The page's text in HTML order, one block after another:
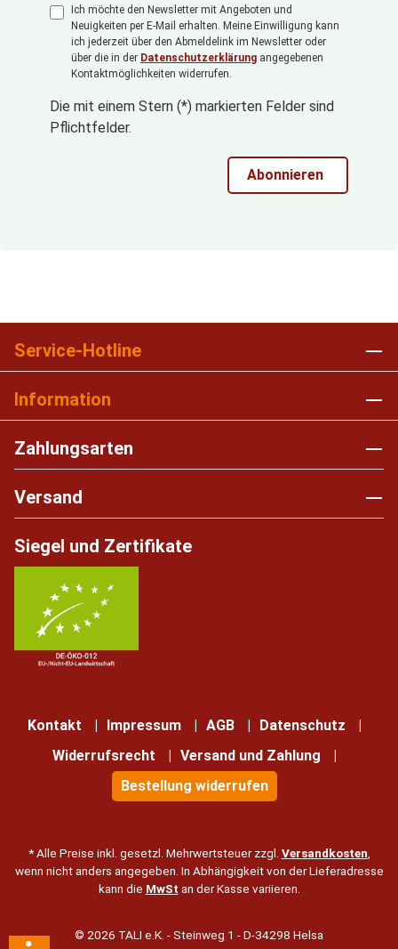
Ich möchte den Newsletter mit Angeboten und
Neuigkeiten per E-Mail erhalten. Meine Einwilligung kann
ich jederzeit über den Abmeldelink im Newsletter oder
über die in der Datenschutzerklärung angegebenen
Kontaktmöglichkeiten widerrufen.
Die mit einem Stern (*) markierten Felder sind
Pflichtfelder.
Abonnieren
Service-Hotline
Information
Zahlungsarten
Versand
Siegel und Zertifikate
Kontakt Impressum AGB
Datenschutz
Widerrufsrecht
Versand und Zahlung
Bestellung widerrufen
* Alle Preise inkl. gesetzl. Mehrwertsteuer zzgl. Versandkosten
wenn nicht anders angegeben. In Abhängigkeit von der Lieferadresse
kann die MwSt an der Kasse variieren.
© 2026 TALI e.K. - Steinweg 1 - D-34298 Helsa